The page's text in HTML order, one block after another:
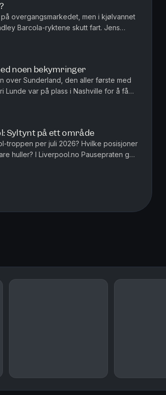
overgangsmarkedet, men i kjølvannet
Barcola-ryktene skutt fart. Jens
om det mulige r...
noen bekymringer
over Sunderland, den aller første med
Lunde var på plass i Nashville for å få
tar også en pra...
Syltynt på ett område
troppen per juli 2026? Hvilke posisjoner
huller? I Liverpool.no Pausepraten går
for lagdel ...